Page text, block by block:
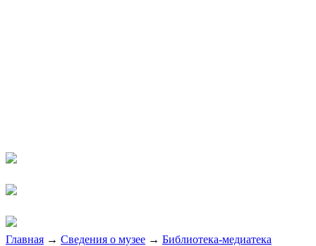
Главная → Сведения о музее → Библиотека-медиатека